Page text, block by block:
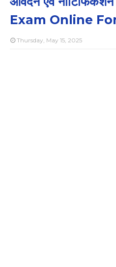
Exam Online
Thursday, May 15, 2025